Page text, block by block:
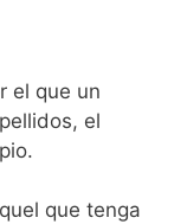
el que un
el
que tenga